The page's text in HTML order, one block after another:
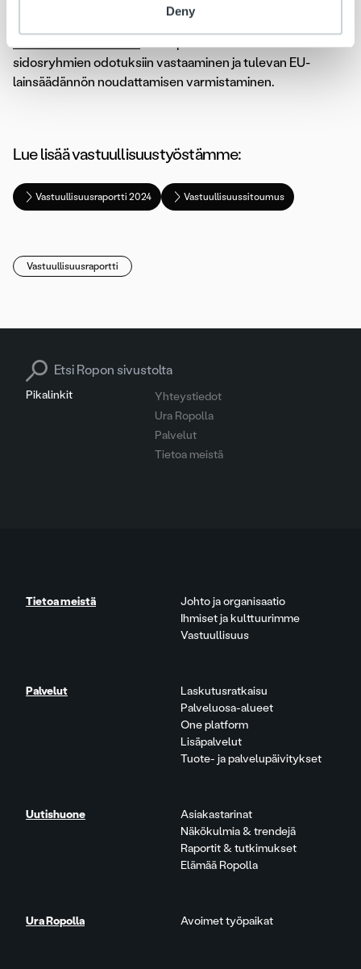
Deny
CSRD:n mukaisiin laajentuneisiin
vuodesta 2027 alkaen. Painopisteenämme on edelleen
sidosryhmien odotuksiin vastaaminen ja tulevan EU-
lainsäädännön noudattamisen varmistaminen.
Lue lisää vastuullisuustyöstämme:
Vastuullisuusraportti 2024 Vastuullisuussitoumus
Vastuullisuusraportti
Pikalinkit
Yhteystiedot
Ura Ropolla
Palvelut
Tietoa meistä
Search for:
Tietoa meistä
Johto ja organisaatio
Ihmiset ja kulttuurimme
Vastuullisuus
Palvelut
Laskutusratkaisu
Palveluosa-alueet
One platform
Lisäpalvelut
Tuote- ja palvelupäivitykset
Uutishuone
Asiakastarinat
Näkökulmia & trendejä
Raportit & tutkimukset
Elämää Ropolla
Ura Ropolla Avoimet työpaikat